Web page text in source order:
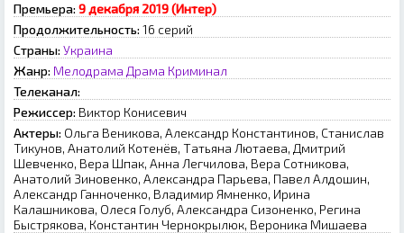
Премьера: 9 декабря 2019 (Интер)
Продолжительность: 16 серий
Страны: Украина
Жанр: Мелодрама Драма Криминал
Телеканал:
Режиссер: Виктор Конисевич
Актеры: Ольга Веникова, Александр Константинов, Станислав
Тикунов, Анатолий Котенёв, Татьяна Лютаева, Дмитрий
Шевченко, Вера Шпак, Анна Легчилова, Вера Сотникова,
Анатолий Зиновенко, Александра Парьева, Павел Алдошин,
Александр Ганноченко, Владимир Ямненко, Ирина
Калашникова, Олеся Голуб, Александра Сизоненко, Регина
Быстрякова, Константин Чернокрылюк, Вероника Мишаева